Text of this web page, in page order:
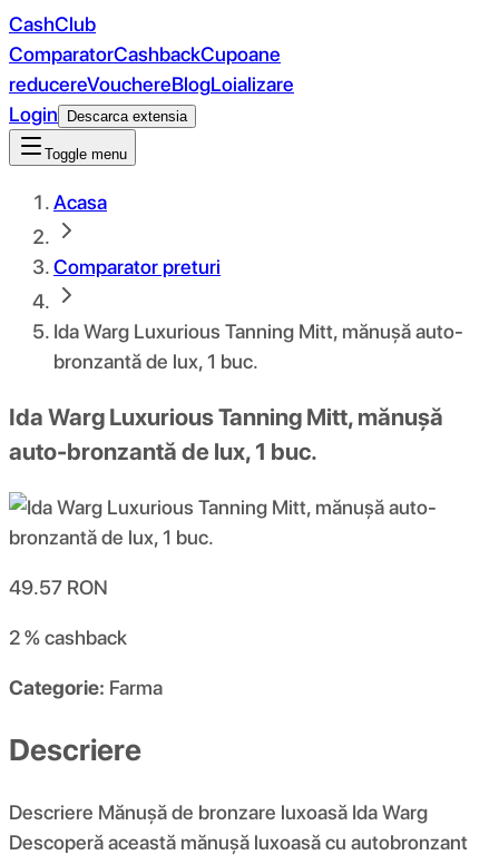
CashClub
ComparatorCashbackCupoane
reducereVouchereBlogLoializare
Login
Descarca extensia
Toggle menu
Acasa
Comparator preturi
Ida Warg Luxurious Tanning Mitt, mănușă auto-
bronzantă de lux, 1 buc.
Ida Warg Luxurious Tanning Mitt, mănușă
auto-bronzantă de lux, 1 buc.
49.57 RON
2 %cashback
Categorie: Farma
Descriere
Descriere Mănușă de bronzare luxoasă Ida Warg
Descoperă această mănușă luxoasă cu autobronzant